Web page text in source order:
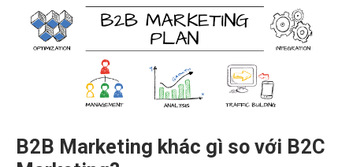
B2B Marketing khác gì so với B2C